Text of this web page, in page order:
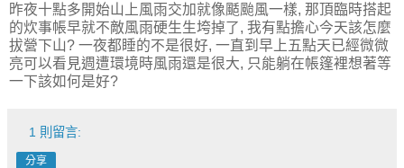
昨夜十點多開始山上風雨交加就像颳颱風一樣, 那頂臨時搭起
的炊事帳早就不敵風雨硬生生垮掉了, 我有點擔心今天該怎麼
拔營下山? 一夜都睡的不是很好, 一直到早上五點天已經微微
亮可以看見週遭環境時風雨還是很大, 只能躺在帳篷裡想著等
一下該如何是好?
1 則留言:
分享